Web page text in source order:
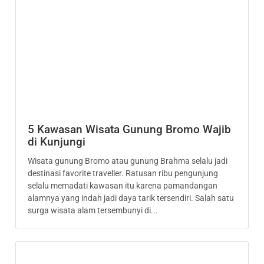
5 Kawasan Wisata Gunung Bromo Wajib
di Kunjungi
Wisata gunung Bromo atau gunung Brahma selalu jadi
destinasi favorite traveller. Ratusan ribu pengunjung
selalu memadati kawasan itu karena pamandangan
alamnya yang indah jadi daya tarik tersendiri. Salah satu
surga wisata alam tersembunyi di...